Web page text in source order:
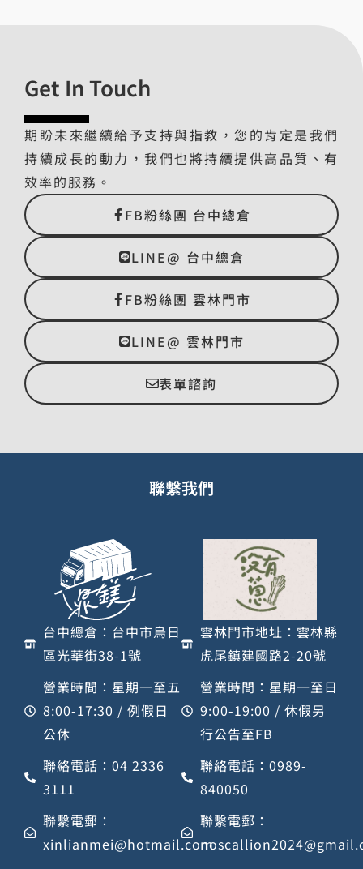
Get In Touch
期盼未來繼續給予支持與指教，您的肯定是我們
持續成長的動力，我們也將持續提供高品質、有
效率的服務。
FB粉絲團 台中總倉
LINE@ 台中總倉
FB粉絲團 雲林門市
LINE@ 雲林門市
表單諮詢
聯繫我們
台中總倉：台中市烏日
區光華街38-1號
營業時間：星期一至五
8:00-17:30 / 例假日
公休
聯絡電話：04 2336
3111
聯繫電郵：
xinlianmei@hotmail.com
雲林門市地址：雲林縣
虎尾鎮建國路2-20號
營業時間：星期一至日
9:00-19:00 / 休假另
行公告至FB
聯絡電話：0989-
840050
聯繫電郵：